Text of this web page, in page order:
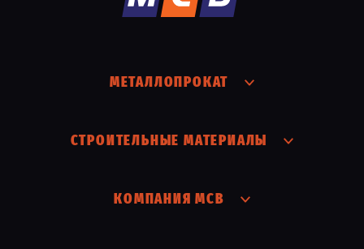
МЕТАЛЛОПРОКАТ
СТРОИТЕЛЬНЫЕ МАТЕРИАЛЫ
КОМПАНИЯ МСВ